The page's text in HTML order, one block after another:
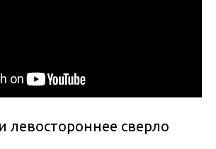
левостороннее сверло